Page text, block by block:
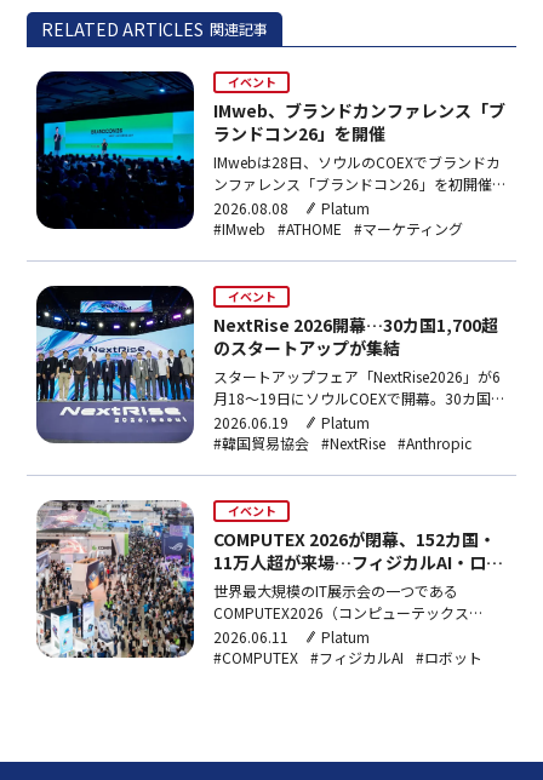
RELATED ARTICLES 関連記事
イベント
IMweb、ブランドカンファレンス「ブ
ランドコン26」を開催
IMwebは28日、ソウルのCOEXでブランドカ
ンファレンス「ブランドコン26」を初開催
し、約1,000名が参加。トレンド・戦略・ブ
ランディングの3セッションを実施し、各ス
2026.08.08
Platum
#IMweb
#ATHOME #マーケティング
イベント
NextRise 2026開幕…30カ国1,700超
のスタートアップが集結
スタートアップフェア「NextRise2026」が6
月18〜19日にソウルCOEXで開幕。30カ国
1,700超のスタートアップと270社超の企
業・投資会社が参加し、1対1の投資相談
ァレンスに登壇する。
2026.06.19
Platum
#韓国貿易協会 #NextRise #Anthropic
イベント
COMPUTEX 2026が閉幕、152カ国・
11万人超が来場…フィジカルAI・ロボ
ティクスに注目集まる
世界最大規模のIT展示会の一つである
COMPUTEX2026（コンピューテックス
2026）が5日に閉幕した。「AITogether」を
テーマに掲げた今年のイベントは、AIコンピ
2026.06.11
Platum
#COMPUTEX #フィジカルAI #ロボット